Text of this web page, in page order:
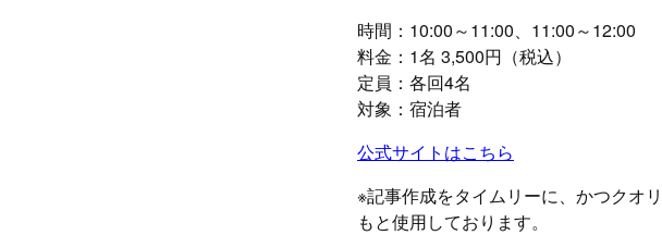
時間：10:00～11:00、11:00～12:00
料金：1名 3,500円（税込）
定員：各回4名
対象：宿泊者
公式サイトはこちら
※記事作成をタイムリーに、かつクオ
もと使用しております。